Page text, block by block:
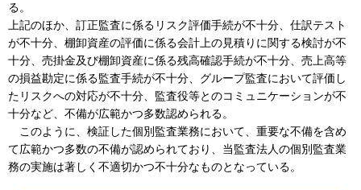
る。
上記のほか、訂正監査に係るリスク評価手続が不十分、仕訳テスト
が不十分、棚卸資産の評価に係る会計上の見積りに関する検討が不
十分、売掛金及び棚卸資産に係る残高確認手続が不十分、売上高等
の損益勘定に係る監査手続が不十分、グループ監査において評価し
たリスクへの対応が不十分、監査役等とのコミュニケーションが不
十分など、不備が広範かつ多数認められる。
このように、検証した個別監査業務において、重要な不備を含め
て広範かつ多数の不備が認められており、当監査法人の個別監査業
務の実施は著しく不適切かつ不十分なものとなっている。